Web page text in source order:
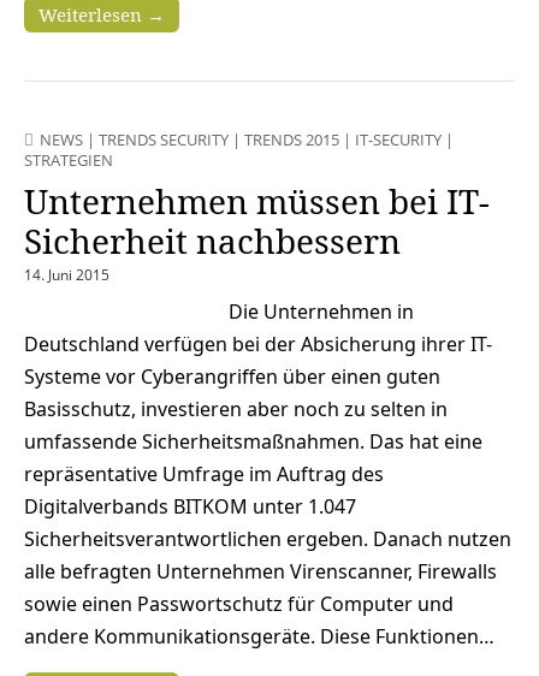
Weiterlesen →
NEWS | TRENDS SECURITY | TRENDS 2015 | IT-SECURITY |
STRATEGIEN
Unternehmen müssen bei IT-
Sicherheit nachbessern
14. Juni 2015
Die Unternehmen in
Deutschland verfügen bei der Absicherung ihrer IT-
Systeme vor Cyberangriffen über einen guten
Basisschutz, investieren aber noch zu selten in
umfassende Sicherheitsmaßnahmen. Das hat eine
repräsentative Umfrage im Auftrag des
Digitalverbands BITKOM unter 1.047
Sicherheitsverantwortlichen ergeben. Danach nutzen
alle befragten Unternehmen Virenscanner, Firewalls
sowie einen Passwortschutz für Computer und
andere Kommunikationsgeräte. Diese Funktionen…